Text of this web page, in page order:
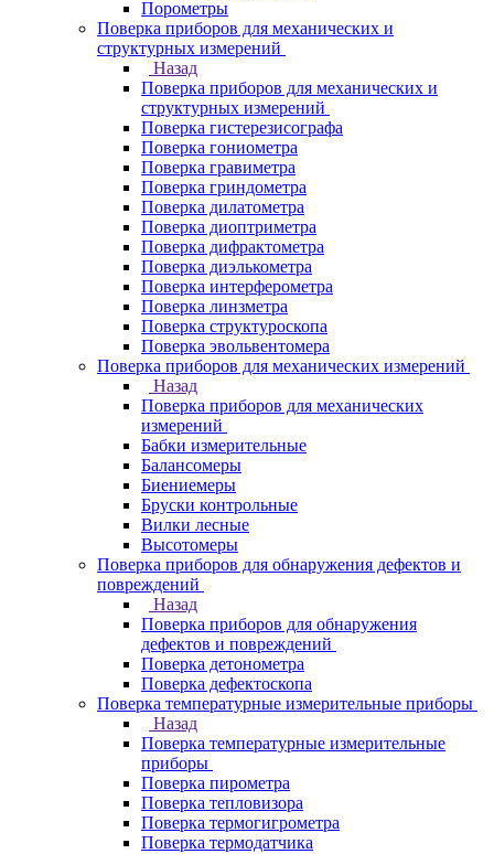
Порометры
Поверка приборов для механических и
структурных измерений
Назад
Поверка приборов для механических и
структурных измерений
Поверка гистерезисографа
Поверка гониометра
Поверка гравиметра
Поверка гриндометра
Поверка дилатометра
Поверка диоптриметра
Поверка дифрактометра
Поверка диэлькометра
Поверка интерферометра
Поверка линзметра
Поверка структуроскопа
Поверка эвольвентомера
Поверка приборов для механических измерений
Назад
Поверка приборов для механических
измерений
Бабки измерительные
Балансомеры
Биениемеры
Бруски контрольные
Вилки лесные
Высотомеры
Поверка приборов для обнаружения дефектов и
повреждений
Назад
Поверка приборов для обнаружения
дефектов и повреждений
Поверка детонометра
Поверка дефектоскопа
Поверка температурные измерительные приборы
Назад
Поверка температурные измерительные
приборы
Поверка пирометра
Поверка тепловизора
Поверка термогигрометра
Поверка термодатчика